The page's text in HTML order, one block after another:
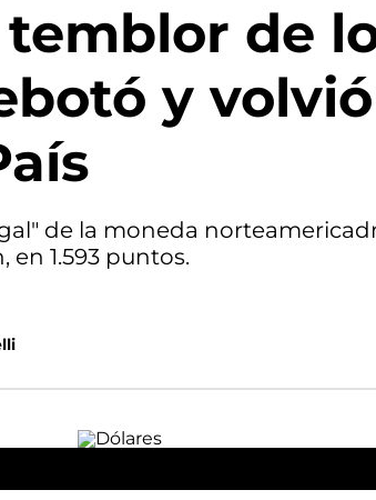
de
y
de la moneda
en 1.593 puntos.